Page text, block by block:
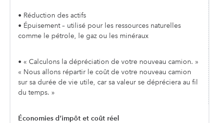
• Réduction des actifs
• Épuisement – utilisé pour les ressources naturelles
comme le pétrole, le gaz ou les minéraux
• « Calculons la dépréciation de votre nouveau camion. »
« Nous allons répartir le coût de votre nouveau camion
sur sa durée de vie utile, car sa valeur se dépréciera au fil
du temps. »
Économies d’impôt et coût réel